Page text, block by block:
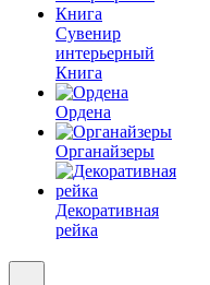
Сувенир
интерьерный
Книга
Ордена
Органайзеры
Декоративная
рейка